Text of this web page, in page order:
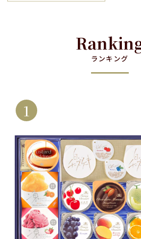
ランキング
1